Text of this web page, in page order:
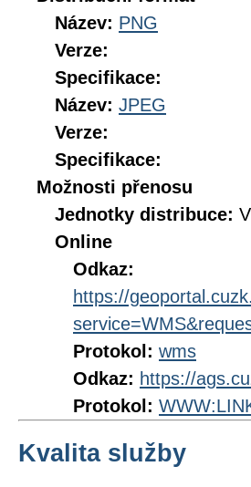
Název: PNG
Verze:
Specifikace:
Název: JPEG
Verze:
Specifikace:
Možnosti přenosu
Jednotky distribuce:
Online
Odkaz:
https://
Protokol: wms
Odkaz: https://
Protokol:
Kvalita služby